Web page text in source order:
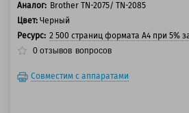
Аналог: Brother TN-2075/ TN-2085
Цвет: Черный
Ресурс: 2 500 страниц формата А4 при 5%
0 отзывов вопросов
Совместим с аппаратами